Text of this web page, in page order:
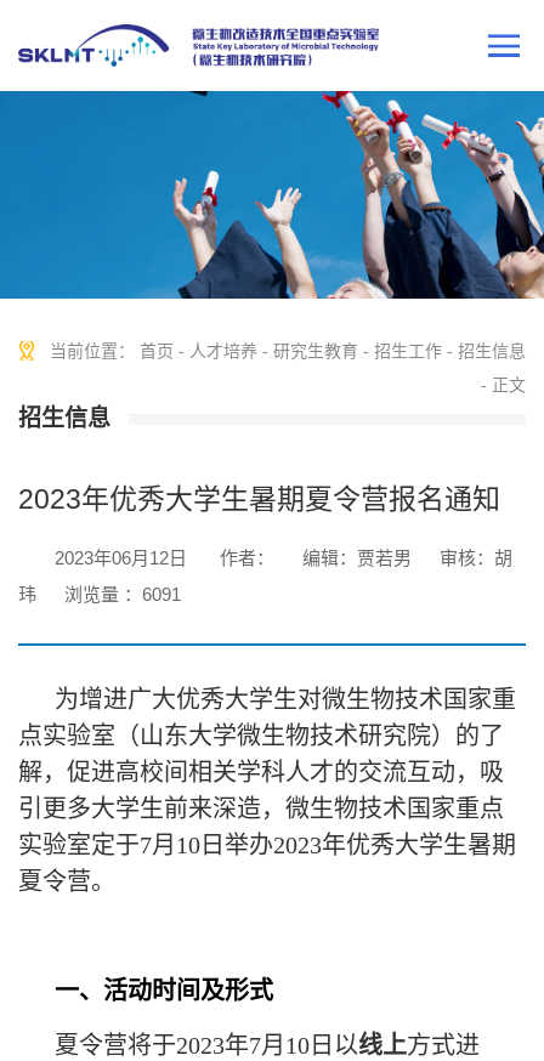
当前位置： 首页 - 人才培养 - 研究生教育 - 招生工作 - 招生信息
- 正文
招生信息
2023年优秀大学生暑期夏令营报名通知
2023年06月12日 作者： 编辑：贾若男
审核：胡
玮
浏览量 ： 6091
为增进广大优秀大学生对微生物技术国家重
点实验室（山东大学微生物技术研究院）的了
解，促进高校间相关学科人才的交流互动，吸
引更多大学生前来深造，微生物技术国家重点
实验室定于7月10日举办2023年优秀大学生暑期
夏令营。
一、活动时间及形式
夏令营将于2023年7月10日以线上方式进